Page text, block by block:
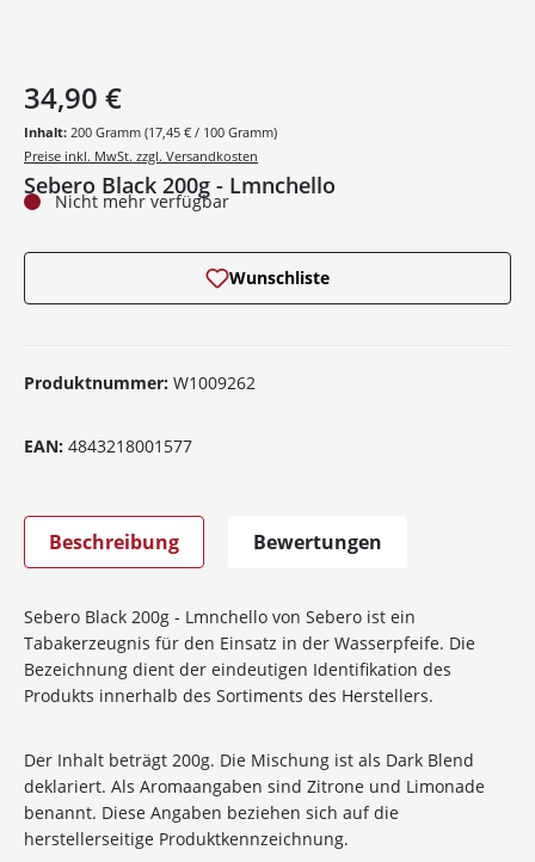
Sebero Black 200g - Lmnchello
34,90 €
Inhalt: 200 Gramm (17,45 € / 100 Gramm)
Preise inkl. MwSt. zzgl. Versandkosten
Nicht mehr verfügbar
Wunschliste
Produktnummer: W1009262
EAN: 4843218001577
Beschreibung Bewertungen
Sebero Black 200g - Lmnchello von Sebero ist ein
Tabakerzeugnis für den Einsatz in der Wasserpfeife. Die
Bezeichnung dient der eindeutigen Identifikation des
Produkts innerhalb des Sortiments des Herstellers.
Der Inhalt beträgt 200g. Die Mischung ist als Dark Blend
deklariert. Als Aromaangaben sind Zitrone und Limonade
benannt. Diese Angaben beziehen sich auf die
herstellerseitige Produktkennzeichnung.